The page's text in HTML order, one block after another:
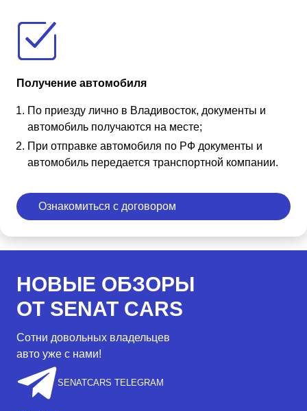
Получение автомобиля
По приезду лично в Владивосток, документы и
автомобиль получаются на месте;
При отправке автомобиля по РФ документы и
автомобиль передается транспортной компании.
Ознакомиться с договором
НОВЫЕ ОБЗОРЫ
ОТ SENAT CARS
Сотни довольных владельцев
авто уже с нами!
SENATCARS TELEGRAM